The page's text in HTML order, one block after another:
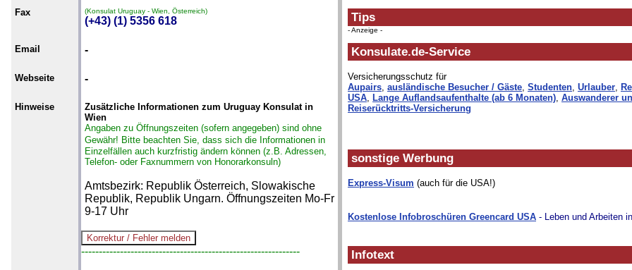
Fax (Konsulat Uruguay - Wien, Österreich)
(+43) (1) 5356 618
Email -
Webseite -
Hinweise
Zusätzliche Informationen zum Uruguay Konsulat in
Wien
Angaben zu Öffnungszeiten (sofern angegeben) sind ohne
Gewähr! Bitte beachten Sie, dass sich die Informationen in
Einzelfällen auch kurzfristig ändern können (z.B. Adressen,
Telefon- oder Faxnummern von Honorarkonsuln)
Amtsbezirk: Republik Österreich, Slowakische
Republik, Republik Ungarn. Öffnungszeiten Mo-Fr
9-17 Uhr
--------------------------------------------------------------
Tips
- Anzeige -
Konsulate.de-Service
Versicherungsschutz für
Aupairs, ausländische Besucher / Gäste, Studenten, Urlauber,
USA, Lange Auflandsaufenthalte (ab 6 Monaten), Auswanderer
Reiserücktritts-Versicherung
sonstige Werbung
Express-Visum (auch für die USA!)
Kostenlose Infobroschüren Greencard USA - Leben und Arbeiten
Infotext